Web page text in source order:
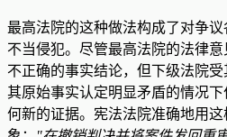
最高法院的这种做法构成了对争
不当侵犯。尽管最高法院的法律
不正确的事实结论，但下级法院
其原始事实认定明显矛盾的情况
何新的证据。宪法法院准确地用